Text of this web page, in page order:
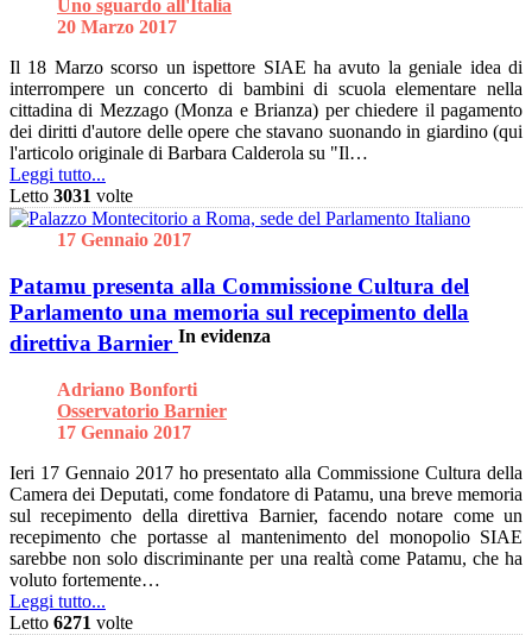
Uno sguardo all'Italia
20 Marzo 2017
Il 18 Marzo scorso un ispettore SIAE ha avuto la geniale idea di
interrompere un concerto di bambini di scuola elementare nella
cittadina di Mezzago (Monza e Brianza) per chiedere il pagamento
dei diritti d'autore delle opere che stavano suonando in giardino (qui
l'articolo originale di Barbara Calderola su "Il…
Leggi tutto...
Letto 3031 volte
17 Gennaio 2017
Patamu presenta alla Commissione Cultura del
Parlamento una memoria sul recepimento della
direttiva Barnier In evidenza
Adriano Bonforti
Osservatorio Barnier
17 Gennaio 2017
Ieri 17 Gennaio 2017 ho presentato alla Commissione Cultura della
Camera dei Deputati, come fondatore di Patamu, una breve memoria
sul recepimento della direttiva Barnier, facendo notare come un
recepimento che portasse al mantenimento del monopolio SIAE
sarebbe non solo discriminante per una realtà come Patamu, che ha
voluto fortemente…
Leggi tutto...
Letto 6271 volte